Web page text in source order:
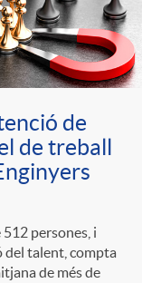
de
de treball
persones, i
del talent, compta
de més de